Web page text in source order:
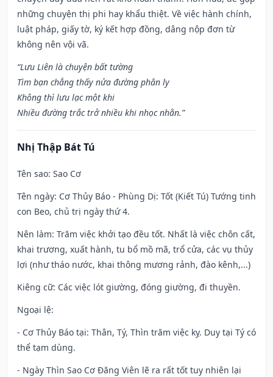
những chuyện thị phi hay khẩu thiệt. Về việc hành chính,
luật pháp, giấy tờ, ký kết hợp đồng, dâng nộp đơn từ
không nên vội vã.
“Lưu Liên là chuyện bất tường
Tìm bạn chẳng thấy nửa đường phân ly
Không thì lưu lạc một khi
Nhiều đường trắc trở nhiều khi nhọc nhằn.”
Nhị Thập Bát Tú
Tên sao: Sao Cơ
Tên ngày: Cơ Thủy Báo - Phùng Dị: Tốt (Kiết Tú) Tướng tinh
con Beo, chủ trị ngày thứ 4.
Nên làm: Trăm việc khởi tạo đều tốt. Nhất là việc chôn cất,
khai trương, xuất hành, tu bổ mồ mã, trổ cửa, các vụ thủy
lợi (như tháo nước, khai thông mương rảnh, đào kênh,...)
Kiêng cữ: Các việc lót giường, đóng giường, đi thuyền.
Ngoại lệ:
- Cơ Thủy Báo tại: Thân, Tý, Thìn trăm việc kỵ. Duy tại Tý có
thể tạm dùng.
- Ngày Thìn Sao Cơ Đăng Viên lẽ ra rất tốt tuy nhiên lại